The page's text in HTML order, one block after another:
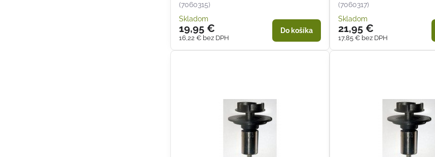
(7060315)
Skladom
19,95 €
16,22 € bez DPH
Do košíka
(7060317)
Skladom
21,95 €
17,85 € bez DPH